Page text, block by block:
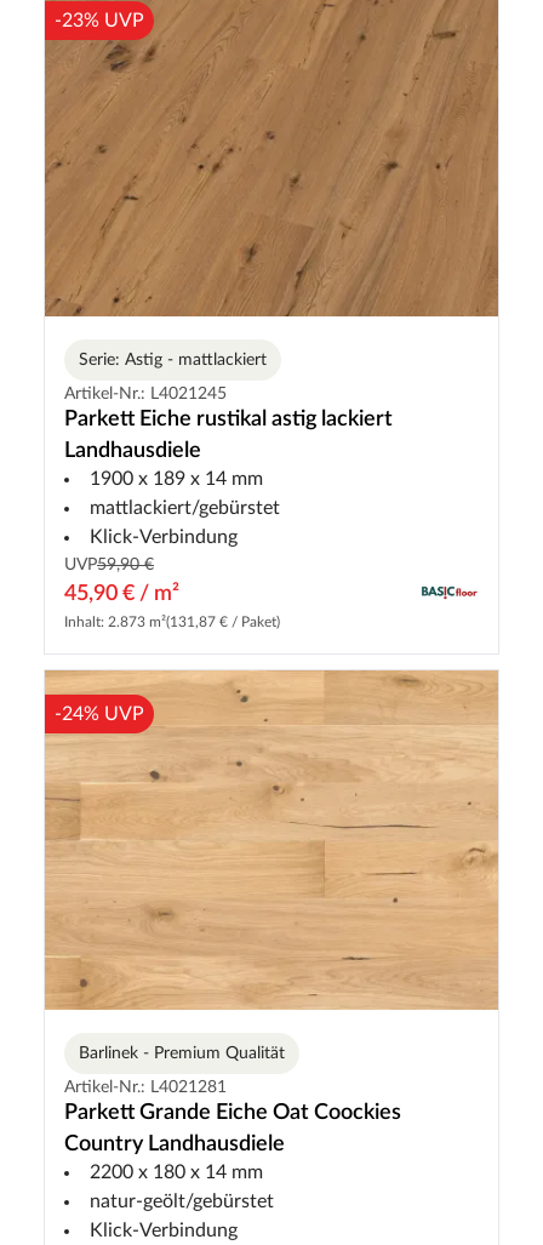
-23% UVP
Serie: Astig - mattlackiert
Artikel-Nr.: L4021245
Parkett Eiche rustikal astig lackiert
Landhausdiele
1900 x 189 x 14 mm
mattlackiert/gebürstet
Klick-Verbindung
UVP59,90 €
45,90 € / m²
Inhalt: 2.873 m²(131,87 € / Paket)
-24% UVP
Barlinek - Premium Qualität
Artikel-Nr.: L4021281
Parkett Grande Eiche Oat Coockies
Country Landhausdiele
2200 x 180 x 14 mm
natur-geölt/gebürstet
Klick-Verbindung